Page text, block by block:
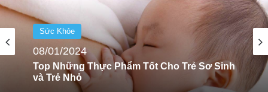
Sức Khỏe
08/01/2024
Top 05 Lợi Ích Tuyệt Vời Của Việc Luyện
Tập Zumba Thường Xuyên